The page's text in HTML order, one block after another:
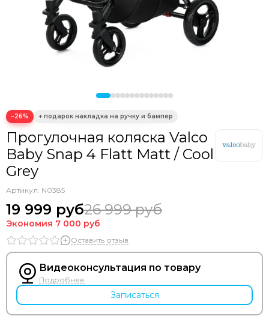
−26%
Прогулочная коляска Valco
Baby Snap 4 Flatt Matt / Cool
Grey
Артикул: N0385
19 999 руб26 999 руб
Экономия 7 000 руб
Оставить отзыв
Видеоконсультация по товару
Подробнее
Записаться